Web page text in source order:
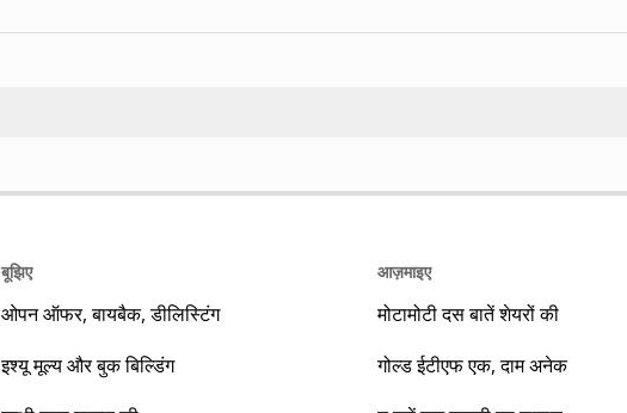
बूझिए
ओपन ऑफर, बायबैक, डीलिस्टिंग
इश्यू मूल्य और बुक बिल्डिंग
आज़माइए
मोटामोटी दस बातें शेयरों की
गोल्ड ईटीएफ एक, दाम अनेक